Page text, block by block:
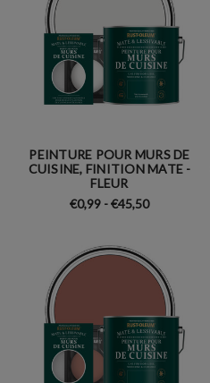
PEINTURE POUR MURS DE
CUISINE, FINITION MATE -
FLEUR
€0,99 - €45,50